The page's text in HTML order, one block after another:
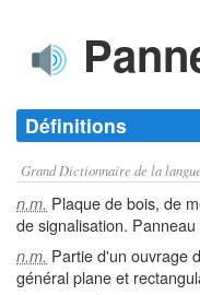
Définitions
Grand Dictionnaire de la
n.m. Plaque de bois, de
de signalisation.
n.m. Partie d'un ouvrage
général plane et